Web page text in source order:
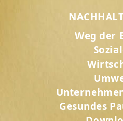
Weg der
Gesundes